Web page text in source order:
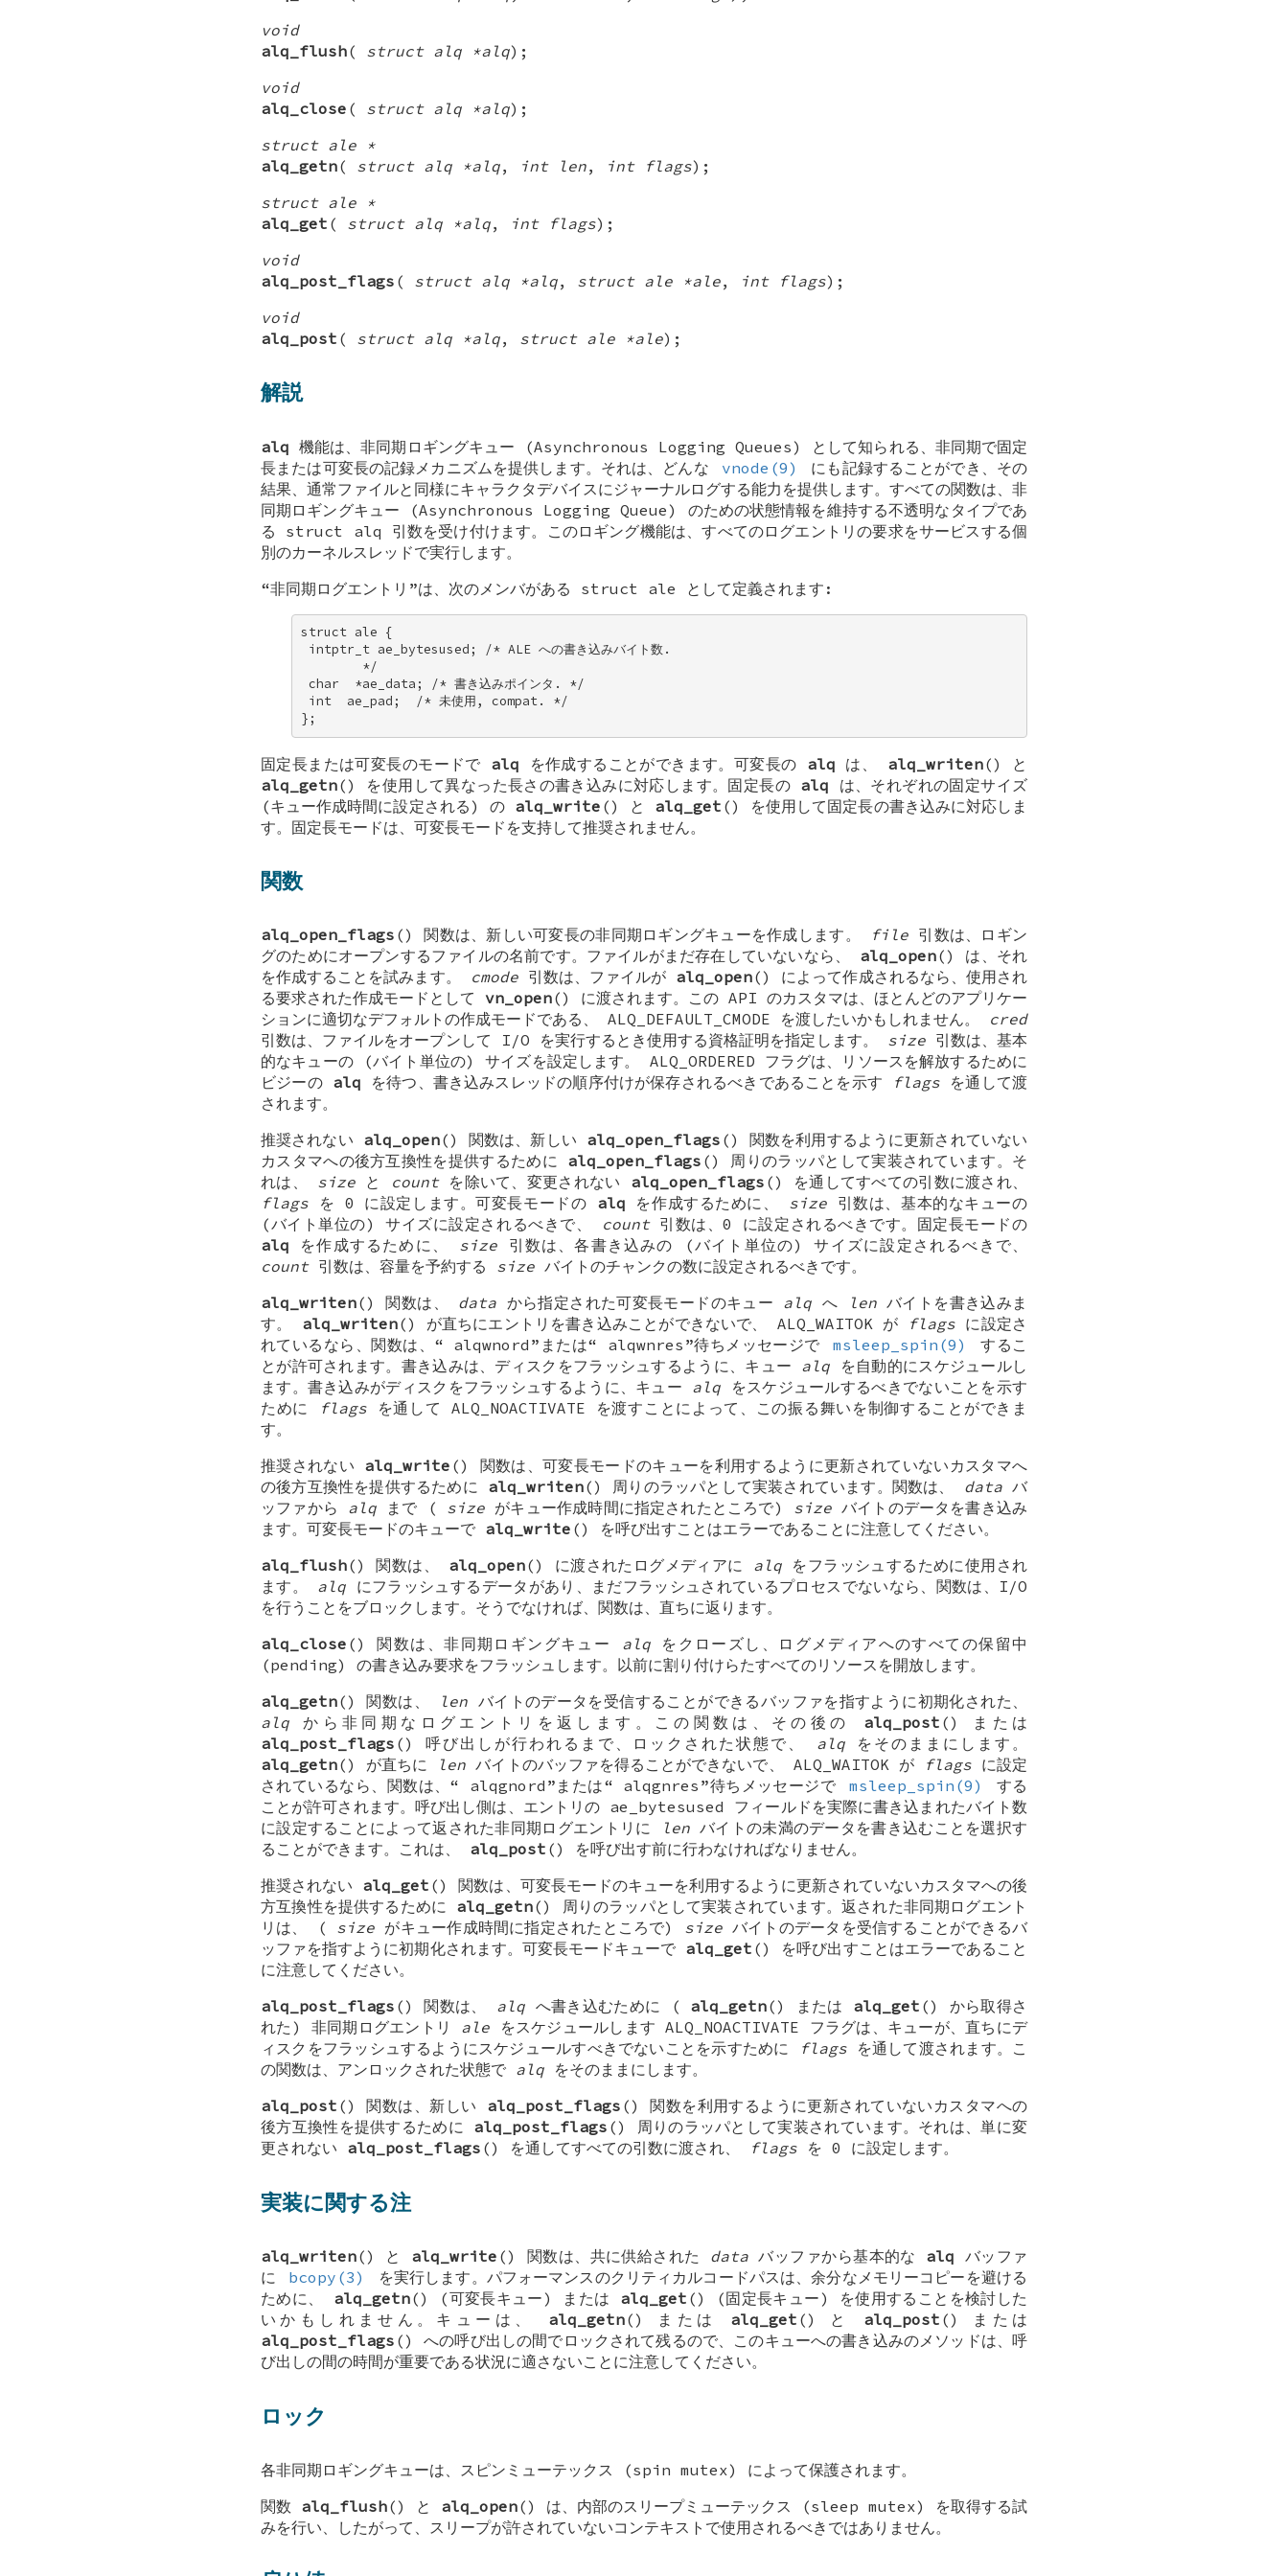
void
alq_flush( struct alq *alq);
void
alq_close ( struct alq *alq);
struct ale *
alq_getn( struct alq *alq, int len, int flags);
struct ale *
alq_get ( struct alq *alq, int flags);
void
alq_post_flags ( struct alq *alq, struct ale *ale, int flags);
void
alq_post ( struct alq *alq, struct ale *ale);
解説
alq 機能は、非同期ロギングキュー (Asynchronous Logging Queues) として知られる、非同期で固定
長または可変長の記録メカニズムを提供します。それは、どんな
vnode(9)
にも記録することができ、その
結果、通常ファイルと同様にキャラクタデバイスにジャーナルログする能力を提供します。すべての関数は、非
同期ロギングキュー (Asynchronous Logging Queue) のための状態情報を維持する不透明なタイプであ
る struct alq 引数を受け付けます。このロギング機能は、すべてのログエントリの要求をサービスする個
別のカーネルスレッドで実行します。
“非同期ログエントリ”は、次のメンバがある struct ale として定義されます:
struct ale {
intptr_t ae_bytesused; /* ALE への書き込みバイト数.
        */
char  *ae_data; /* 書き込みポインタ. */
int  ae_pad;  /* 未使用, compat. */
};
固定長または可変長のモードで alq を作成することができます。可変長の alq は、 alq_writen() と
alq_getn() を使用して異なった長さの書き込みに対応します。固定長の alq は、それぞれの固定サイズ
(キュー作成時間に設定される) の alq_write () と alq_get () を使用して固定長の書き込みに対応しま
す。固定長モードは、可変長モードを支持して推奨されません。
関数
alq_open_flags () 関数は、新しい可変長の非同期ロギングキューを作成します。 file 引数は、ロギン
グのためにオープンするファイルの名前です。ファイルがまだ存在していないなら、 alq_open() は、それ
を作成することを試みます。
cmode引数は、ファイルが alq_open() によって作成されるなら、使用され
る要求された作成モードとして vn_open() に渡されます。この API のカスタマは、ほとんどのアプリケー
ションに適切なデフォルトの作成モードである、 ALQ_DEFAULT_CMODE を渡したいかもしれません。 cred
引数は、ファイルをオープンして I/O を実行するとき使用する資格証明を指定します。 size引数は、基本
的なキューの (バイト単位の) サイズを設定します。 ALQ_ORDERED フラグは、リソースを解放するために
ビジーの alq を待つ、書き込みスレッドの順序付けが保存されるべきであることを示す flags を通して渡
されます。
推奨されない alq_open() 関数は、新しい alq_open_flags () 関数を利用するように更新されていない
カスタマへの後方互換性を提供するために alq_open_flags () 周りのラッパとして実装されています。そ
れは、 size と countを除いて、変更されない alq_open_flags () を通してすべての引数に渡され、
flags を 0 に設定します。可変長モードの alq を作成するために、 size 引数は、基本的なキューの
(バイト単位の) サイズに設定されるべきで、
count引数は、0 に設定されるべきです。固定長モードの
alq を作成するために、 size 引数は、各書き込みの (バイト単位の) サイズに設定されるべきで、
count引数は、容量を予約する size バイトのチャンクの数に設定されるべきです。
alq_writen() 関数は、 data から指定された可変長モードのキュー alq へ lenバイトを書き込みま
す。 alq_writen() が直ちにエントリを書き込みことができないで、 ALQ_WAITOKが flags に設定さ
れているなら、関数は、“ alqwnord ”または“ alqwnres ”待ちメッセージで msleep_spin(9)
するこ
とが許可されます。書き込みは、ディスクをフラッシュするように、キュー alq を自動的にスケジュールし
ます。書き込みがディスクをフラッシュするように、キュー alq をスケジュールするべきでないことを示す
ために
flagsを通して ALQ_NOACTIVATE を渡すことによって、この振る舞いを制御することができま
す。
推奨されない alq_write () 関数は、可変長モードのキューを利用するように更新されていないカスタマへ
の後方互換性を提供するために alq_writen() 周りのラッパとして実装されています。関数は、 dataバ
ッファから alq まで ( size がキュー作成時間に指定されたところで) sizeバイトのデータを書き込み
ます。可変長モードのキューで alq_write () を呼び出すことはエラーであることに注意してください。
alq_flush() 関数は、 alq_open() に渡されたログメディアに alq をフラッシュするために使用され
ます。 alq にフラッシュするデータがあり、まだフラッシュされているプロセスでないなら、関数は、I/O
を行うことをブロックします。そうでなければ、関数は、直ちに返ります。
alq_close () 関数は、非同期ロギングキュー alqをクローズし、ログメディアへのすべての保留中
(pending) の書き込み要求をフラッシュします。以前に割り付けらたすべてのリソースを開放します。
alq_getn() 関数は、 len バイトのデータを受信することができるバッファを指すように初期化された、
alq から非同期なログエントリを返します。この関数は、その後の alq_post () または
alq_post_flags () 呼び出しが行われるまで、ロックされた状態で、 alq をそのままにします。
alq_getn() が直ちに len バイトのバッファを得ることができないで、 ALQ_WAITOKが flagsに設定
されているなら、関数は、“ alqgnord ”または“ alqgnres ”待ちメッセージで msleep_spin(9)
する
ことが許可されます。呼び出し側は、エントリの ae_bytesused フィールドを実際に書き込まれたバイト数
に設定することによって返された非同期ログエントリに
lenバイトの未満のデータを書き込むことを選択す
ることができます。これは、 alq_post () を呼び出す前に行わなければなりません。
推奨されない alq_get () 関数は、可変長モードのキューを利用するように更新されていないカスタマへの後
方互換性を提供するために alq_getn() 周りのラッパとして実装されています。返された非同期ログエント
リは、 ( size がキュー作成時間に指定されたところで) sizeバイトのデータを受信することができるバ
ッファを指すように初期化されます。可変長モードキューで alq_get () を呼び出すことはエラーであること
に注意してください。
alq_post_flags () 関数は、 alq へ書き込むために ( alq_getn() または alq_get () から取得さ
れた) 非同期ログエントリ ale をスケジュールします ALQ_NOACTIVATE フラグは、キューが、直ちにデ
ィスクをフラッシュするようにスケジュールすべきでないことを示すために
flagsを通して渡されます。こ
の関数は、アンロックされた状態で alq をそのままにします。
alq_post () 関数は、新しい alq_post_flags () 関数を利用するように更新されていないカスタマへの
後方互換性を提供するために alq_post_flags () 周りのラッパとして実装されています。それは、単に変
更されない alq_post_flags () を通してすべての引数に渡され、 flags を 0 に設定します。
実装に関する注
alq_writen() と alq_write () 関数は、共に供給された data バッファから基本的な alq バッファ
に
bcopy(3)
を実行します。パフォーマンスのクリティカルコードパスは、余分なメモリーコピーを避ける
ために、 alq_getn() (可変長キュー) または alq_get () (固定長キュー) を使用することを検討した
いかもしれません。キューは、 alq_getn() または alq_get () と alq_post () または
alq_post_flags () への呼び出しの間でロックされて残るので、このキューへの書き込みのメソッドは、呼
び出しの間の時間が重要である状況に適さないことに注意してください。
ロック
各非同期ロギングキューは、スピンミューテックス (spin mutex) によって保護されます。
関数 alq_flush() と alq_open() は、内部のスリープミューテックス (sleep mutex) を取得する試
みを行い、したがって、スリープが許されていないコンテキストで使用されるべきではありません。